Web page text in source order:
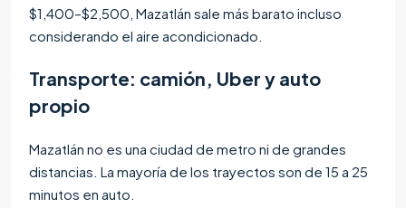
$1,400–$2,500, Mazatlán sale más barato incluso
considerando el aire acondicionado.
Transporte: camión, Uber y auto
propio
Mazatlán no es una ciudad de metro ni de grandes
distancias. La mayoría de los trayectos son de 15 a 25
minutos en auto.